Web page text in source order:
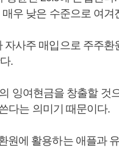
우 낮은 수준으로 여겨
사주 매입으로 주주환
.
잉여현금을 창출할 것
다는 의미기 때문이다.
원에 활용하는 애플과